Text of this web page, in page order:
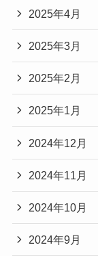
2025年4月
2025年3月
2025年2月
2025年1月
2024年12月
2024年11月
2024年10月
2024年9月